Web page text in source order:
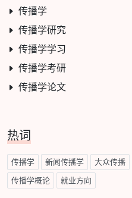
传播学
传播学研究
传播学学习
传播学考研
传播学论文
热词
传播学 新闻传播学 大众传播
传播学概论 就业方向